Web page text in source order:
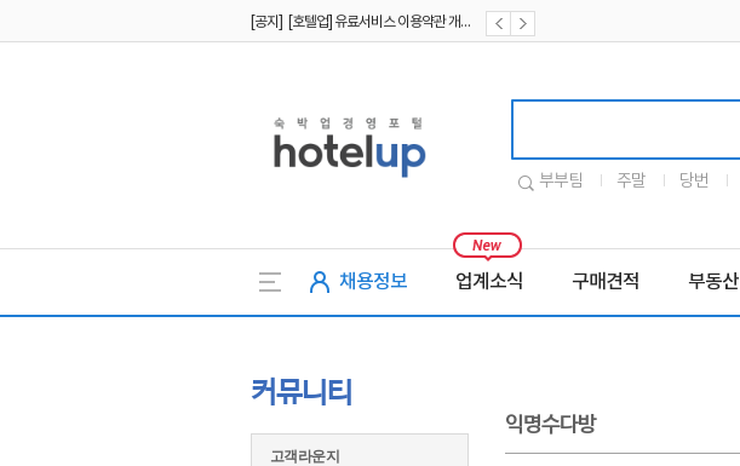
[공지] [호텔업] 유료서비스 이용약관 개정본2 (19.09.02)
부부팀 주말 당번
채용정보 업계소식 구매견적 부동산
커뮤니티
고객라운지
익명수다방